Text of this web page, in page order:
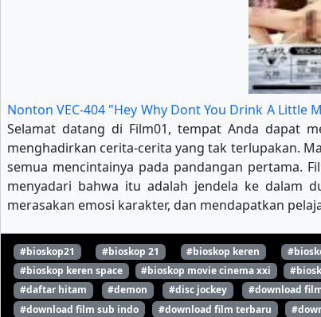
Nonton VEC-404 "Hey Why Dont You Drink A Little
Selamat datang di Film01, tempat Anda dapat
menghadirkan cerita-cerita yang tak terlupakan.
semua mencintainya pada pandangan pertama.
menyadari bahwa itu adalah jendela ke dalam
merasakan emosi karakter, dan mendapatkan
#bioskop21 #bioskop 21 #bioskop keren
#bioskop keren space
#bioskop movie cinema xxi
#daftar hitam
#demon #disc jockey #download
#download film sub indo
#download film terbaru